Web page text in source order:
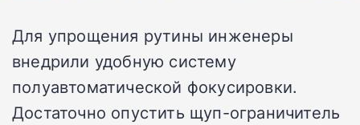
Для упрощения рутины инженеры
внедрили удобную систему
полуавтоматической фокусировки.
Достаточно опустить щуп-ограничитель